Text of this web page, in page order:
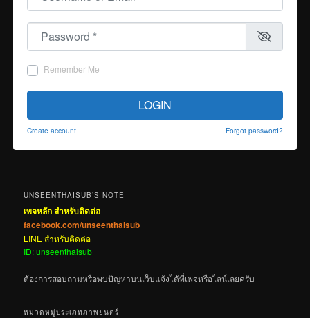
Password
Remember Me
LOGIN
Create account Forgot password?
UNSEENTHAISUB’S NOTE
เพจหลัก สำหรับติดต่อ
facebook.com/unseenthaisub
LINE สำหรับติดต่อ
ID: unseenthaisub
ต้องการสอบถามหรือพบปัญหาบนเว็บแจ้งได้ที่เพจหรือไลน์เลยครับ
หมวดหมู่ประเภทภาพยนตร์